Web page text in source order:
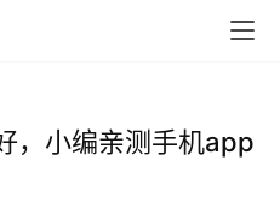
，小编亲测手机app